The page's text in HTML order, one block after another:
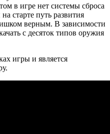
в игре нет системы сброса
старте путь развития
верным. В зависимости
с десяток типов оружия
игры и является